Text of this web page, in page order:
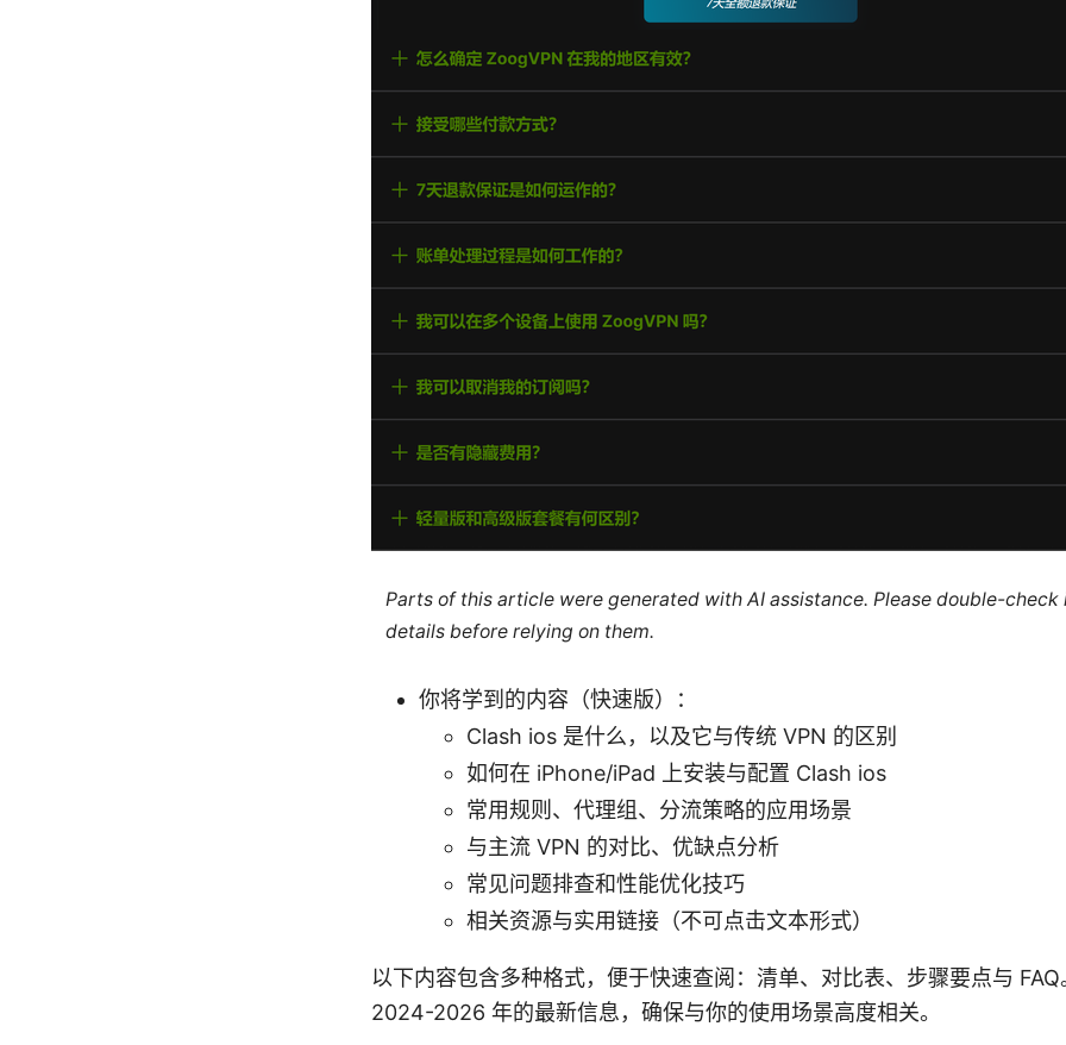
Parts of this article were generated with AI assistance. Please double-
details before relying on them.
你将学到的内容（快速版）：
Clash ios 是什么，以及它与传统 VPN 的区别
如何在 iPhone/iPad 上安装与配置 Clash ios
常用规则、代理组、分流策略的应用场景
与主流 VPN 的对比、优缺点分析
常见问题排查和性能优化技巧
相关资源与实用链接（不可点击文本形式）
以下内容包含多种格式，便于快速查阅：清单、对比表、步骤要点与
2024-2026 年的最新信息，确保与你的使用场景高度相关。